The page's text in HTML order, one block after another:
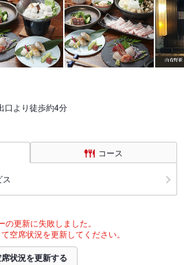
口より徒歩約4分
コース
の更新に失敗しました。
空席状況を更新してください。
状況を更新する